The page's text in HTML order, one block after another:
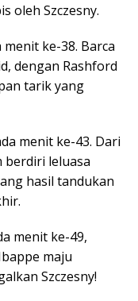
oleh Szczesny.
ke-38. Barca
dengan Rashford
tarik yang
menit ke-43. Dari
berdiri leluasa
hasil tandukan
menit ke-49,
maju
Szczesny!